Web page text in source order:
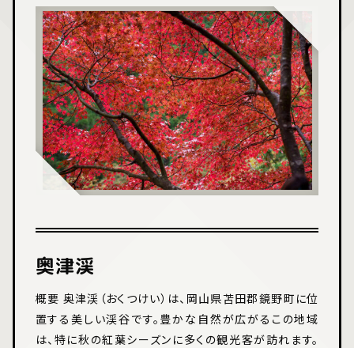
奥津渓
概要 奥津渓（おくつけい）は、岡山県苫田郡鏡野町に位
置する美しい渓谷です。豊かな自然が広がるこの地域
は、特に秋の紅葉シーズンに多くの観光客が訪れます。